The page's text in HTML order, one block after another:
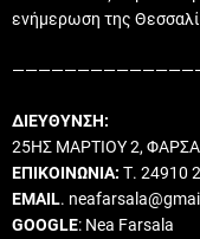
ενήμερωση της
ΔΙΕΥΘΥΝΣΗ:
25ΗΣ ΜΑΡΤΙΟΥ 2,
ΕΠΙΚΟΙΝΩΝΙΑ: Τ. 24910
EMAIL.
GOOGLE: Nea Farsala